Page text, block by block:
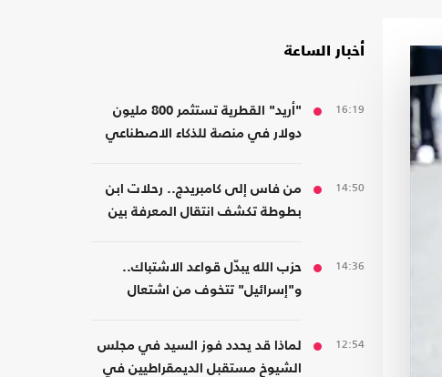
أخبار الساعة
16:19
"أريد" القطرية تستثمر 800 مليون
دولار في منصة للذكاء الاصطناعي
14:50
من فاس إلى كامبريدج.. رحلات ابن
بطوطة تكشف انتقال المعرفة بين
14:36
حزب الله يبدّل قواعد الاشتباك..
و"إسرائيل" تتخوف من اشتعال
12:54
لماذا قد يحدد فوز السيد في مجلس
الشيوخ مستقبل الديمقراطيين في